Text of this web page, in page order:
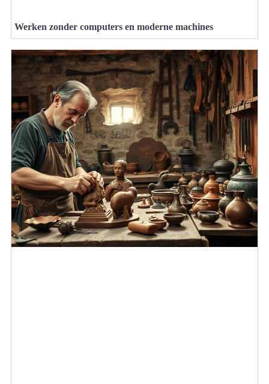
Werken zonder computers en moderne machines